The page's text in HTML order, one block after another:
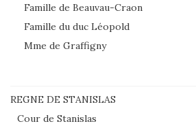
Famille de Beauvau-Craon
Famille du duc Léopold
Mme de Graffigny
REGNE DE STANISLAS
Cour de Stanislas